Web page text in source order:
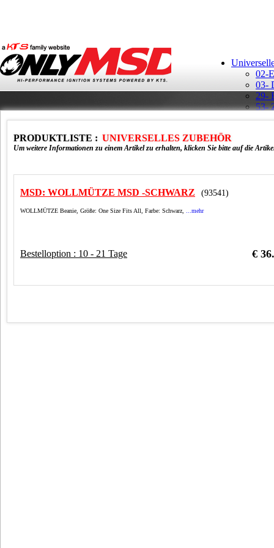
02-
03-
29-
53-
T-
PRODUKTLISTE : UNIVERSELLES ZUBEHÖR
Um weitere Informationen zu einem Artikel zu erhalten, klicken Sie bitte auf die
MSD: WOLLMÜTZE MSD -SCHWARZ (93541)
WOLLMÜTZE Beanie, Größe: One Size Fits All, Farbe: Schwarz, ...mehr
Bestelloption : 10 - 21 Tage €